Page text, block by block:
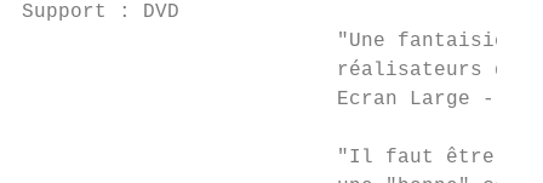
Support : DVD
"Une fantaisie
réalisateurs de
Ecran Large -
"Il faut être